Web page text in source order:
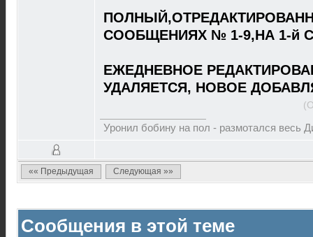
СООБЩЕНИЯХ № 1-9,НА 1-й
ЕЖЕДНЕВНОЕ
УДАЛЯЕТСЯ, НОВОЕ
Уронил бобину на пол - размотался весь
«« Предыдущая Следующая »»
Сообщения в этой теме